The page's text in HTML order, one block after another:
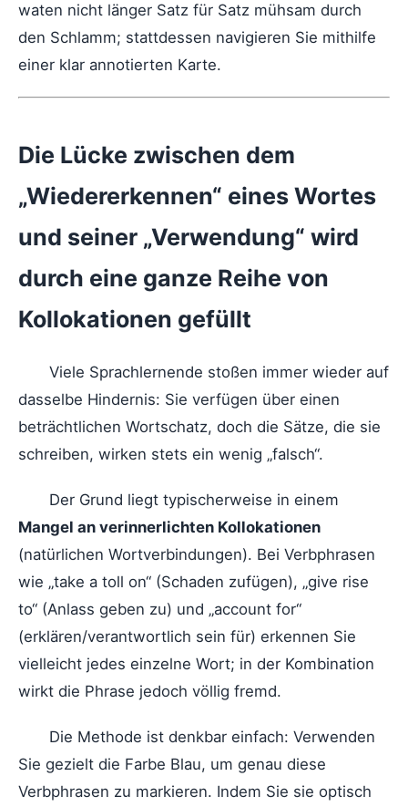
waten nicht länger Satz für Satz mühsam durch
den Schlamm; stattdessen navigieren Sie mithilfe
einer klar annotierten Karte.
Die Lücke zwischen dem
„Wiedererkennen“ eines Wortes
und seiner „Verwendung“ wird
durch eine ganze Reihe von
Kollokationen gefüllt
Viele Sprachlernende stoßen immer wieder auf
dasselbe Hindernis: Sie verfügen über einen
beträchtlichen Wortschatz, doch die Sätze, die sie
schreiben, wirken stets ein wenig „falsch“.
Der Grund liegt typischerweise in einem
Mangel an verinnerlichten Kollokationen
(natürlichen Wortverbindungen). Bei Verbphrasen
wie „take a toll on“ (Schaden zufügen), „give rise
to“ (Anlass geben zu) und „account for“
(erklären/verantwortlich sein für) erkennen Sie
vielleicht jedes einzelne Wort; in der Kombination
wirkt die Phrase jedoch völlig fremd.
Die Methode ist denkbar einfach: Verwenden
Sie gezielt die Farbe Blau, um genau diese
Verbphrasen zu markieren. Indem Sie sie optisch